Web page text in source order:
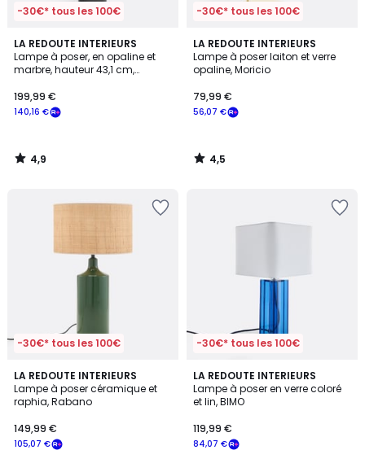
-30€* tous les 100€
LA REDOUTE INTERIEURS
Lampe à poser, en opaline et
marbre, hauteur 43,1 cm,
140,16 €
199,99 €
4,9
/ 5
4,9
/
-30€* tous les 100€
LA REDOUTE INTERIEURS
Lampe à poser laiton et verre
opaline, Moricio
56,07 €
79,99 €
4,5
/ 5
4,5
/
-30€* tous les 100€
LA REDOUTE INTERIEURS
Lampe à poser céramique et
raphia, Rabano
105,07 €
149,99 €
4,5
/ 5
-30€* tous les 100€
LA REDOUTE INTERIEURS
Lampe à poser en verre coloré
et lin, BIMO
84,07 €
119,99 €